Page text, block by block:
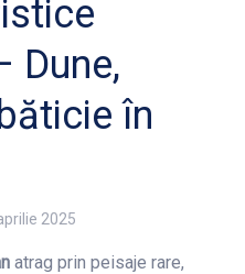
Dune,
în
2025
atrag prin peisaje rare,